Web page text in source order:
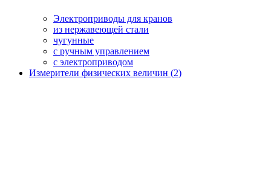
Электроприводы для кранов
из нержавеющей стали
чугунные
с ручным управлением
c электроприводом
Измерители физических величин (2)